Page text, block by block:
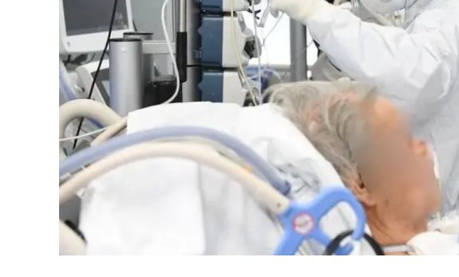
Lac Network